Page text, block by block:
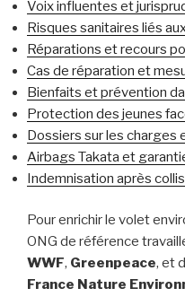
Voix influentes et
Risques sanitaires liés
Réparations et recours
Cas de réparation et
Bienfaits et prévention
Protection des jeunes
Dossiers sur les charges
Airbags Takata et
Indemnisation après
Pour enrichir le volet
ONG de référence
WWF, Greenpeace, et
France Nature